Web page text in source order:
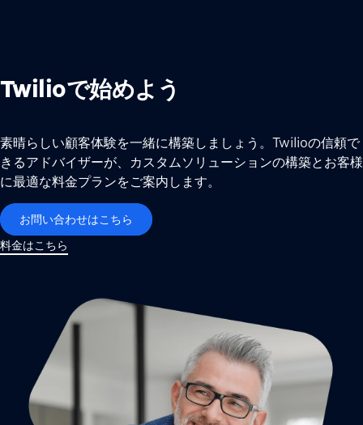
Twilioで始めよう
素晴らしい顧客体験を一緒に構築しましょう。Twilioの信頼で
きるアドバイザーが、カスタムソリューションの構築とお客様
に最適な料金プランをご案内します。
お問い合わせはこちら
料金はこちら